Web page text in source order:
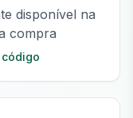
disponível na
compra